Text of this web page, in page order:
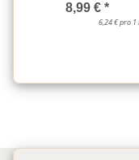
8,99 € *
6,24 € pro 1